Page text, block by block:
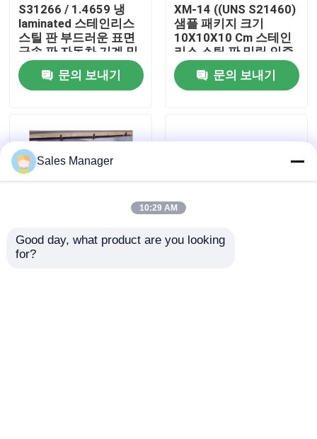
뉴스
모든 케이스
스테인레스 강판 금속
추운 압연 스테인리스강 시트
뜨거운 압연 스테인리스강 시트
S31266 / 1.4659 냉
laminated 스테인리스
스틸 판 부드러운 표면
금속 판 자동차 기계 및
구조 구성 요소를 위해
완벽
문의 보내기
XM-14 ((UNS S21460)
샘플 패키지 크기
10X10X10 Cm 스테인
리스 스틸 판 밀링 인증
금속 판 설계
문의 보내기
플랜차 데 아세로 스테
Sales Manager
10:29 AM
Good day, what product are you looking
for?